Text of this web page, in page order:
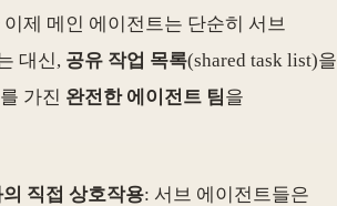
제 메인 에이전트는 단순히 서브
대신, 공유 작업 목록(shared task list)을
가진 완전한 에이전트 팀을
직접 상호작용: 서브 에이전트들은